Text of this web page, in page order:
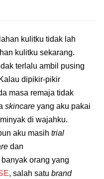
kulitku tidak lah
kulitku sekarang.
terlalu ambil pusing
Kalau dipikir-pikir
masa remaja tidak
skincare yang aku pakai
di wajahku.
aku masih trial
dan
banyak orang yang
, salah satu brand